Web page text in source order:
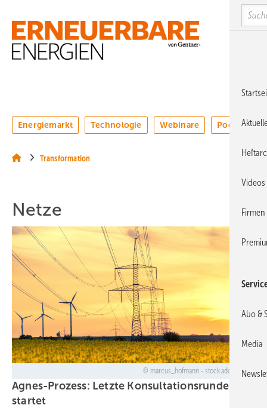
Hauptinhalt
Hauptmenü
SiteSearch
Energiemarkt Technologie Webinare Podcasts
Transformation
Netze
marcus_hofmann - stock.adobe.com
Agnes-Prozess: Letzte Konsultationsrunde
startet
Videos
Firmen
Abo &
Media